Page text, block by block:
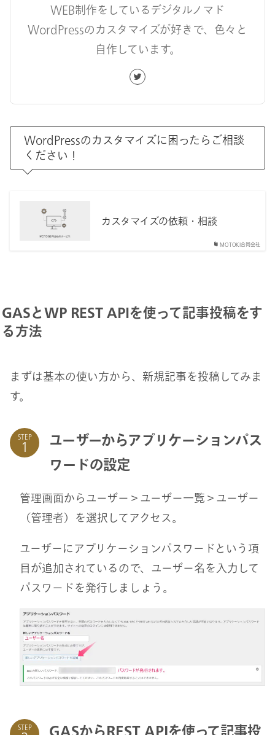
WEB制作をしているデジタルノマド
WordPressのカスタマイズが好きで、色々と
自作しています。
WordPressのカスタマイズに困ったらご相談
ください！
MOTOKI合同会社
カスタマイズの依頼・相談
GASとWP REST APIを使って記事投稿をす
る方法
まずは基本の使い方から、新規記事を投稿してみま
す。
STEP
ユーザーからアプリケーションパス
ワードの設定
管理画面からユーザー＞ユーザー一覧＞ユーザー
（管理者）を選択してアクセス。
ユーザーにアプリケーションパスワードという項
目が追加されているので、ユーザー名を入力して
パスワードを発行しましょう。
STEP GASからREST APIを使って記事投